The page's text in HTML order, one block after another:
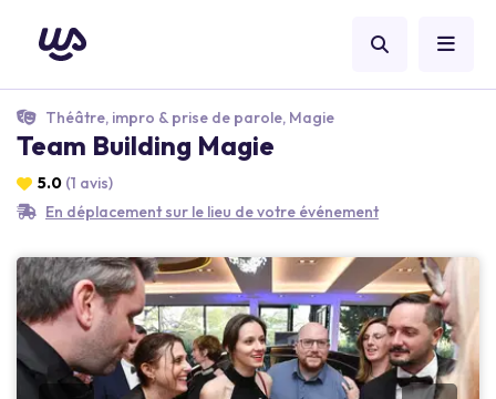
Théâtre, impro & prise de parole, Magie
Team Building Magie
5.0 (1 avis)
En déplacement sur le lieu de votre événement